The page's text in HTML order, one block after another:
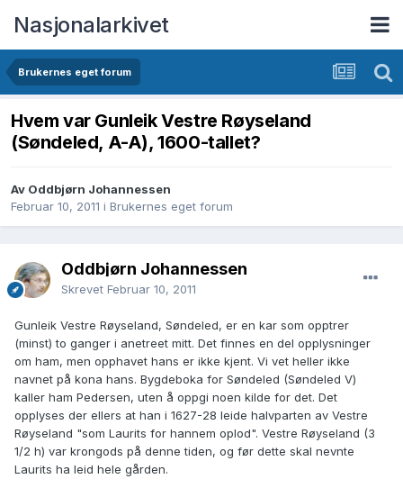
Nasjonalarkivet
Brukernes eget forum
Hvem var Gunleik Vestre Røyseland
(Søndeled, A-A), 1600-tallet?
Av Oddbjørn Johannessen
Februar 10, 2011 i Brukernes eget forum
Oddbjørn Johannessen
Skrevet Februar 10, 2011
Gunleik Vestre Røyseland, Søndeled, er en kar som opptrer
(minst) to ganger i anetreet mitt. Det finnes en del opplysninger
om ham, men opphavet hans er ikke kjent. Vi vet heller ikke
navnet på kona hans. Bygdeboka for Søndeled (Søndeled V)
kaller ham Pedersen, uten å oppgi noen kilde for det. Det
opplyses der ellers at han i 1627-28 leide halvparten av Vestre
Røyseland "som Laurits for hannem oplod". Vestre Røyseland (3
1/2 h) var krongods på denne tiden, og før dette skal nevnte
Laurits ha leid hele gården.